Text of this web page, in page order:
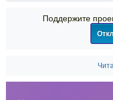
Поддержите